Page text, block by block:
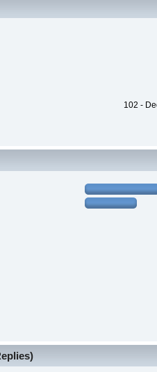
102 -